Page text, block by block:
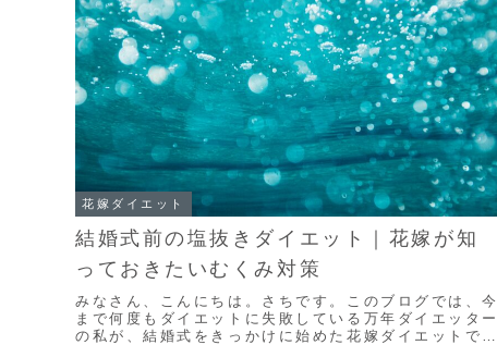
花嫁ダイエット
結婚式前の塩抜きダイエット｜花嫁が知
っておきたいむくみ対策
みなさん、こんにちは。さちです。このブログでは、今
まで何度もダイエットに失敗している万年ダイエッター
の私が、結婚式をきっかけに始めた花嫁ダイエットで最